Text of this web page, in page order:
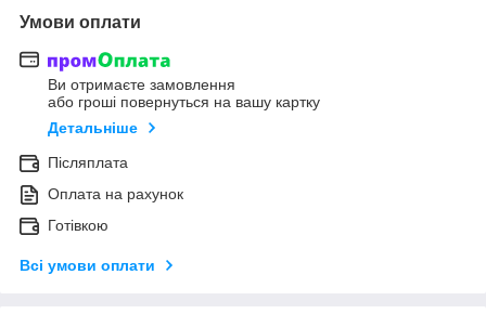
Умови оплати
Ви отримаєте замовлення
або гроші повернуться на вашу картку
Детальніше
Післяплата
Оплата на рахунок
Готівкою
Всі умови оплати